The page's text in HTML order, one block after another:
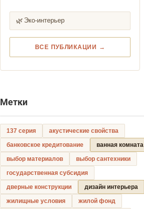
🌿 Эко-интерьер
ВСЕ ПУБЛИКАЦИИ →
Метки
137 серия
акустические свойства
банковское кредитование
ванная комната
выбор материалов
выбор сантехники
государственная субсидия
дверные конструкции
дизайн интерьера
жилищные условия
жилой фонд